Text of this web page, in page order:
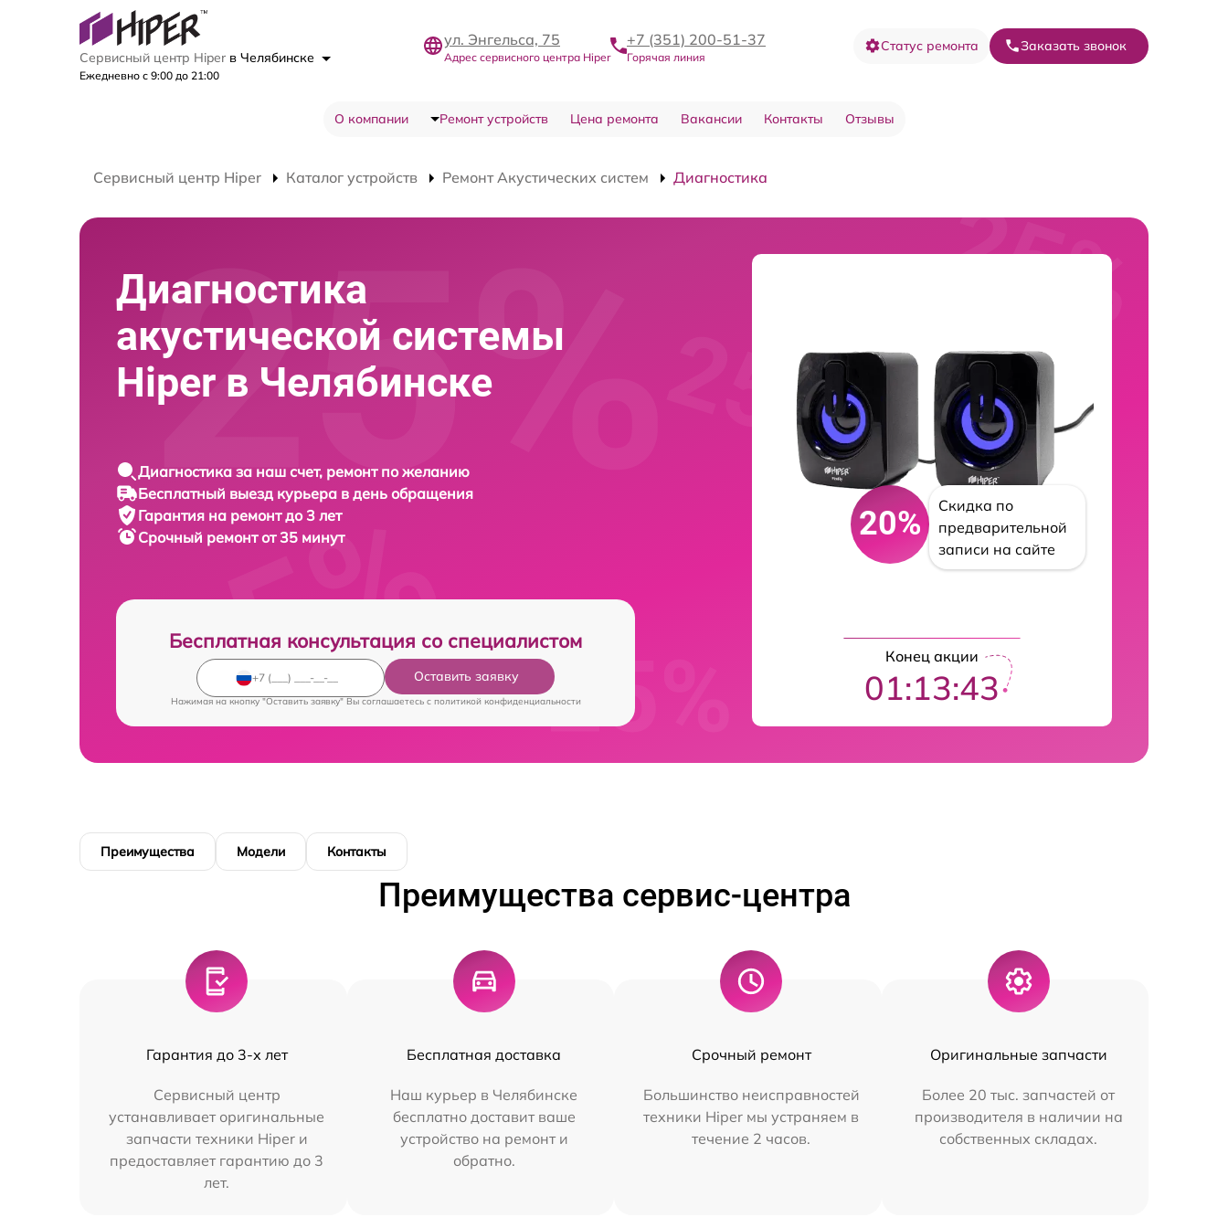
Сервисный центр Hiper в Челябинске
Ежедневно с 9:00 до 21:00
ул. Энгельса, 75
Адрес сервисного центра Hiper
+7 (351) 200-51-37
Горячая линия
Статус ремонта Заказать звонок
О компании Ремонт устройств Цена ремонта Вакансии Контакты Отзывы
Сервисный центр Hiper Каталог устройств Ремонт Акустических систем Диагностика
Диагностика
акустической системы
Hiper в Челябинске
Диагностика за наш счет, ремонт по желанию
Бесплатный выезд курьера в день обращения
Гарантия на ремонт до 3 лет
Срочный ремонт от 35 минут
Бесплатная консультация со специалистом
Оставить заявку
Нажимая на кнопку "Оставить заявку" Вы соглашаетесь c политикой конфиденциальности
20%
Скидка по
предварительной
записи на сайте
Конец акции
01:13:42
Преимущества Модели Контакты
Преимущества сервис-центра
Гарантия до 3-х лет
Сервисный центр
устанавливает оригинальные
запчасти техники Hiper и
предоставляет гарантию до 3
лет.
Бесплатная доставка
Наш курьер в Челябинске
бесплатно доставит ваше
устройство на ремонт и
обратно.
Срочный ремонт
Большинство неисправностей
техники Hiper мы устраняем в
течение 2 часов.
Оригинальные запчасти
Более 20 тыс. запчастей от
производителя в наличии на
собственных складах.